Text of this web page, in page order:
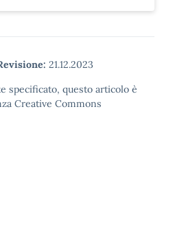
21.12.2023
specificato, questo articolo è
Creative Commons